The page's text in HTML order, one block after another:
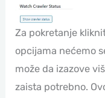
Za pokretanje
opcijama nećemo
može da izazove
zaista potrebno.